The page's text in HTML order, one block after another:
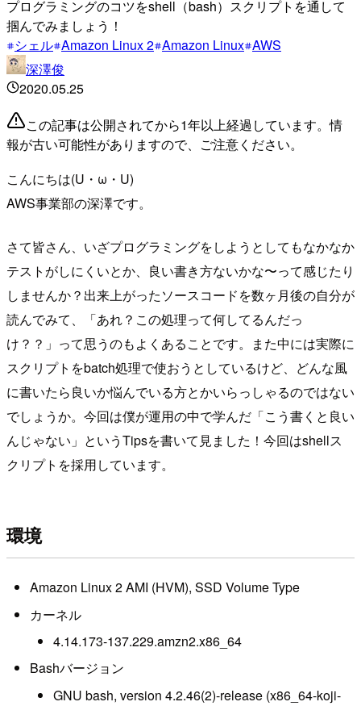
プログラミングのコツをshell（bash）スクリプトを通して
掴んでみましょう！
シェル Amazon Linux 2 Amazon Linux AWS
深澤俊
2020.05.25
この記事は公開されてから1年以上経過しています。情
報が古い可能性がありますので、ご注意ください。
こんにちは(U・ω・U)
AWS事業部の深澤です。
さて皆さん、いざプログラミングをしようとしてもなかなか
テストがしにくいとか、良い書き方ないかな〜って感じたり
しませんか？出来上がったソースコードを数ヶ月後の自分が
読んでみて、「あれ？この処理って何してるんだっ
け？？」って思うのもよくあることです。また中には実際に
スクリプトをbatch処理で使おうとしているけど、どんな風
に書いたら良いか悩んでいる方とかいらっしゃるのではない
でしょうか。今回は僕が運用の中で学んだ「こう書くと良い
んじゃない」というTipsを書いて見ました！今回はshellス
クリプトを採用しています。
環境
Amazon Linux 2 AMI (HVM), SSD Volume Type
カーネル
4.14.173-137.229.amzn2.x86_64
Bashバージョン
GNU bash, version 4.2.46(2)-release (x86_64-koji-